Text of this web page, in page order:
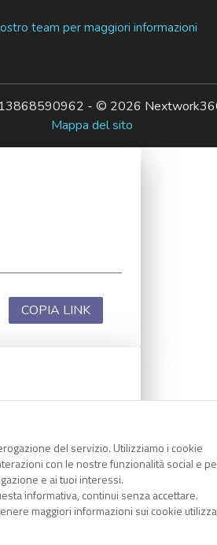
del servizio. Utilizziamo i cookie
con le nostre funzionalità social e
e ai tuoi interessi.
informativa, continui senza accettare.
maggiori informazioni sui cookie
team per maggiori informazioni
- © 2026
Mappa del sito
COPIA LINK
COPIA LINK